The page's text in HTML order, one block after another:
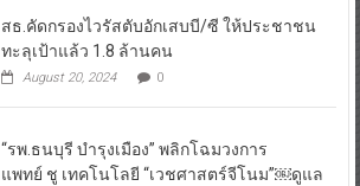
สธ.คัดกรองไวรัสตับอักเสบบี/ซี ให้ประชาชน
ทะลุเป้าแล้ว 1.8 ล้านคน
August 20, 2024 0
“รพ.ธนบุรี บำรุงเมือง” พลิกโฉมวงการ
แพทย์ ชู เทคโนโลยี “เวชศาสตร์จีโนม”￼ดูแล